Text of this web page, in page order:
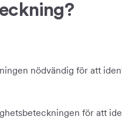
nödvändig för att
för att